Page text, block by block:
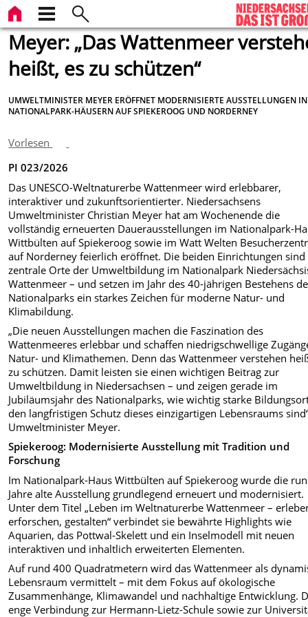
Meyer: „Das Wattenmeer
heißt, es zu schützen“
UMWELTMINISTER MEYER ERÖFFNET MODERNISIERTE AUSSTELLUNGEN IN
NATIONALPARK-HÄUSERN AUF SPIEKEROOG UND NORDERNEY
Vorlesen
PI 023/2026
Das UNESCO-Weltnaturerbe Wattenmeer wird erlebbarer,
interaktiver und zukunftsorientierter. Niedersachsens
Umweltminister Christian Meyer hat am Wochenende die
vollständig erneuerten Dauerausstellungen im Nationalpark-
Wittbülten auf Spiekeroog sowie im Watt Welten
auf Norderney feierlich eröffnet. Die beiden Einrichtungen sind
zentrale Orte der Umweltbildung im Nationalpark
Wattenmeer – und setzen im Jahr des 40-jährigen Bestehens
Nationalparks ein starkes Zeichen für moderne Natur- und
Klimabildung.
„Die neuen Ausstellungen machen die Faszination des
Wattenmeeres erlebbar und schaffen niedrigschwellige
Natur- und Klimathemen. Denn das Wattenmeer verstehen
zu schützen. Damit leisten sie einen wichtigen Beitrag zur
Umweltbildung in Niedersachsen – und zeigen gerade im
Jubiläumsjahr des Nationalparks, wie wichtig starke
den langfristigen Schutz dieses einzigartigen Lebensraums
Umweltminister Meyer.
Spiekeroog: Modernisierte Ausstellung mit Tradition und
Forschung
Im Nationalpark-Haus Wittbülten auf Spiekeroog wurde die
Jahre alte Ausstellung grundlegend erneuert und modernisiert.
Unter dem Titel „Leben im Weltnaturerbe Wattenmeer –
erforschen, gestalten“ verbindet sie bewährte Highlights wie
Aquarien, das Pottwal-Skelett und ein Inselmodell mit neuen
interaktiven und inhaltlich erweiterten Elementen.
Auf rund 400 Quadratmetern wird das Wattenmeer als
Lebensraum vermittelt – mit dem Fokus auf ökologische
Zusammenhänge, Klimawandel und nachhaltige Entwicklung.
enge Verbindung zur Hermann-Lietz-Schule sowie zur